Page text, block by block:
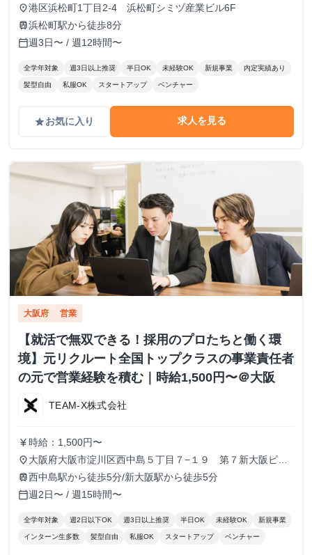
況により決定
place港区浜松町1丁目2-4 浜松町シミヅ産業ビル6F
train浜松町駅から徒歩8分
calendar_today週3日〜 / 週12時間〜
全学年対象 週3日以上推奨 半日OK 未経験OK 新規事業 内定実績あり
髪型自由 私服OK スタートアップ ベンチャー
gradeお気に入り 求人を見る
大阪府 営業
【就活で無双できる！採用のプロたちと働く環
境】元リクルート全国トップクラスの事業責任者
の元で営業経験を積む｜時給1,500円〜＠大阪
TEAM-X株式会社
currency_yen 時給：1,500円〜
place 大阪府大阪市淀川区西中島５丁目７−１９ 第７新大阪ビル
９０３
train西中島駅から徒歩5分/新大阪駅から徒歩5分
calendar_today週2日〜 / 週15時間〜
全学年対象 週2日以下OK 週3日以上推奨 半日OK 未経験OK 新規事業
インターン生多数 髪型自由 私服OK スタートアップ ベンチャー